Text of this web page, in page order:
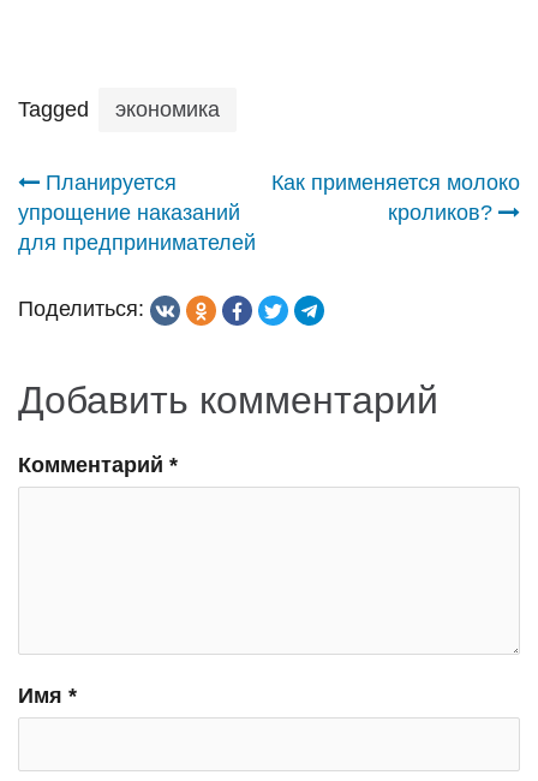
Tagged экономика
Навигация
по
записям
Планируется
упрощение наказаний
для предпринимателей
Как применяется молоко
кроликов?
Поделиться:
Добавить комментарий
Комментарий *
Имя *